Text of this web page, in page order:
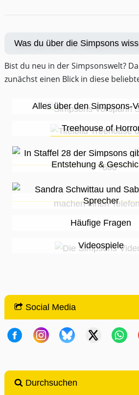
Was du über die Simpsons
Bist du neu in der Simpsonswelt?
zunächst einen Blick in diese
Alles über den Simpsons-
Treehouse of
Entstehung &
Sprecher
Häufige Fragen
Videospiele
Social Media
Durchsuchen